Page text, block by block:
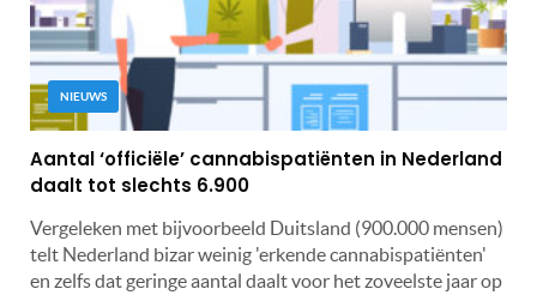
NIEUWS
Aantal ‘officiële’ cannabispatiënten in Nederland
daalt tot slechts 6.900
Vergeleken met bijvoorbeeld Duitsland (900.000 mensen)
telt Nederland bizar weinig 'erkende cannabispatiënten'
en zelfs dat geringe aantal daalt voor het zoveelste jaar op